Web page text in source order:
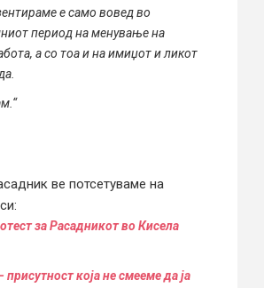
е само вовед во
период на менување на
а со тоа и на имиџот и ликот
ве потсетуваме на
за Расадникот во Кисела
која не смееме да ја